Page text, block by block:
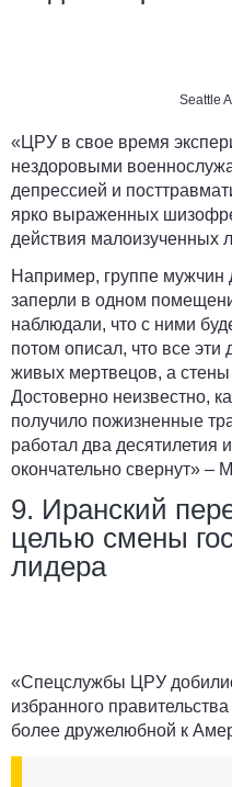
Seattle
«ЦРУ в свое время
нездоровыми
депрессией и
ярко выраженных
действия малоизученных
Например, группе
заперли в одном
наблюдали, что с ними
потом описал, что все эти
живых мертвецов, а
Достоверно неизвестно,
получило пожизненные
работал два десятилетия
окончательно свернут» –
9. Иранский
целью смены
лидера
«Спецслужбы ЦРУ
избранного
более дружелюбной к